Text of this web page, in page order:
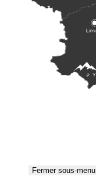
Fermer sous-menu